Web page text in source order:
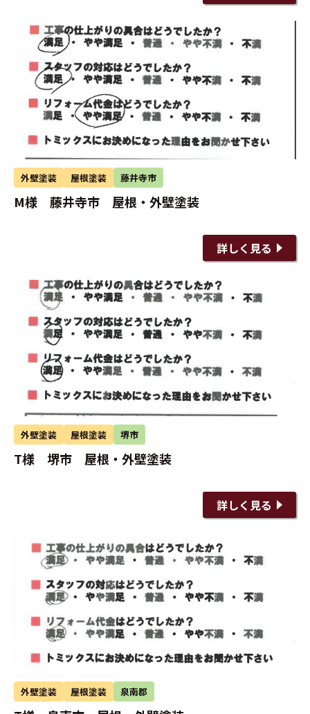
外壁塗装 屋根塗装 藤井寺市
M様 藤井寺市 屋根・外壁塗装
詳しく見る
外壁塗装 屋根塗装 堺市
T様 堺市 屋根・外壁塗装
詳しく見る
外壁塗装 屋根塗装 泉南郡